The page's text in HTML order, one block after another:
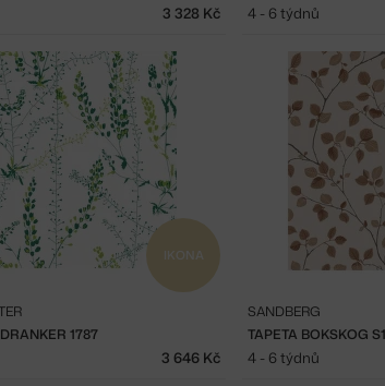
3 328 Kč 4 - 6 týdnů
IKONA
1787
3 646 Kč
TAPETA BOKSKOG
SANDBERG
4 - 6 týdnů